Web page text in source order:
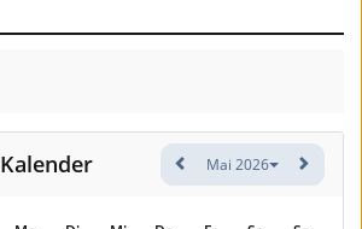
Kalender Mai 2026